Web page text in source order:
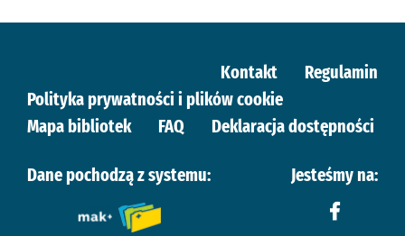
Kontakt
Regulamin
Polityka prywatności i plików cookie
Mapa bibliotek
FAQ Deklaracja dostępności
Dane pochodzą z systemu: Jesteśmy na: